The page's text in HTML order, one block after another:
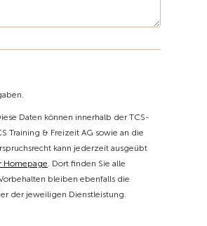
Daten können innerhalb der TCS-
Training & Freizeit AG sowie an die
kann jederzeit ausgeübt
Homepage. Dort finden Sie alle
bleiben ebenfalls die
der jeweiligen Dienstleistung.